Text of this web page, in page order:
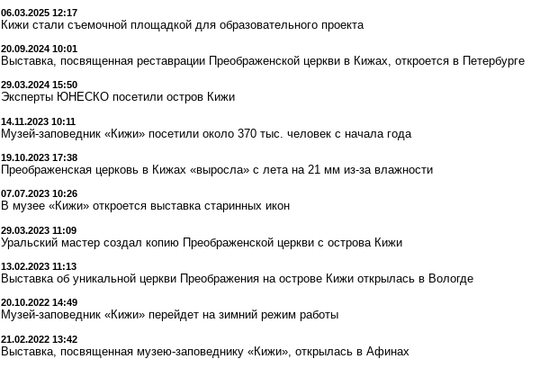
06.03.2025 12:17
Кижи стали съемочной площадкой для образовательного проекта
20.09.2024 10:01
Выставка, посвященная реставрации Преображенской церкви в Кижах, откроется в Петербурге
29.03.2024 15:50
Эксперты ЮНЕСКО посетили остров Кижи
14.11.2023 10:11
Музей-заповедник «Кижи» посетили около 370 тыс. человек с начала года
19.10.2023 17:38
Преображенская церковь в Кижах «выросла» с лета на 21 мм из-за влажности
07.07.2023 10:26
В музее «Кижи» откроется выставка старинных икон
29.03.2023 11:09
Уральский мастер создал копию Преображенской церкви с острова Кижи
13.02.2023 11:13
Выставка об уникальной церкви Преображения на острове Кижи открылась в Вологде
20.10.2022 14:49
Музей-заповедник «Кижи» перейдет на зимний режим работы
21.02.2022 13:42
Выставка, посвященная музею-заповеднику «Кижи», открылась в Афинах